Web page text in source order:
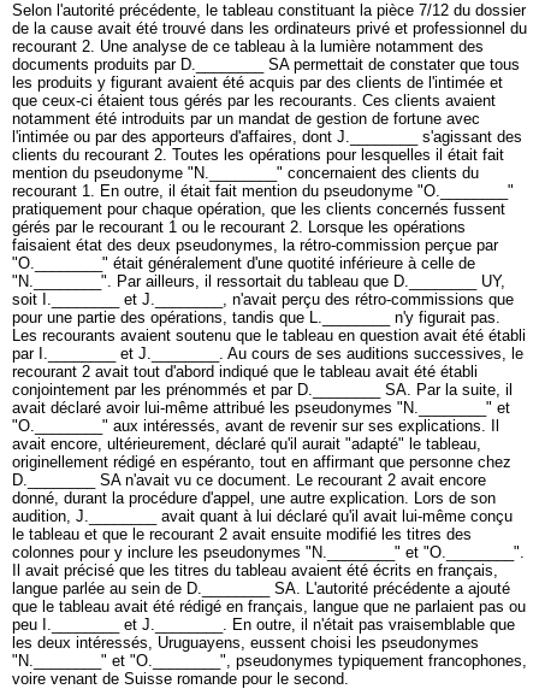
Selon l'autorité précédente, le tableau constituant la pièce 7/12 du dossier
de la cause avait été trouvé dans les ordinateurs privé et professionnel du
recourant 2. Une analyse de ce tableau à la lumière notamment des
documents produits par D.________ SA permettait de constater que tous
les produits y figurant avaient été acquis par des clients de l'intimée et
que ceux-ci étaient tous gérés par les recourants. Ces clients avaient
notamment été introduits par un mandat de gestion de fortune avec
l'intimée ou par des apporteurs d'affaires, dont J.________ s'agissant des
clients du recourant 2. Toutes les opérations pour lesquelles il était fait
mention du pseudonyme "N.________" concernaient des clients du
recourant 1. En outre, il était fait mention du pseudonyme "O.________"
pratiquement pour chaque opération, que les clients concernés fussent
gérés par le recourant 1 ou le recourant 2. Lorsque les opérations
faisaient état des deux pseudonymes, la rétro-commission perçue par
"O.________" était généralement d'une quotité inférieure à celle de
"N.________". Par ailleurs, il ressortait du tableau que D.________ UY,
soit I.________ et J.________, n'avait perçu des rétro-commissions que
pour une partie des opérations, tandis que L.________ n'y figurait pas.
Les recourants avaient soutenu que le tableau en question avait été établi
par I.________ et J.________. Au cours de ses auditions successives, le
recourant 2 avait tout d'abord indiqué que le tableau avait été établi
conjointement par les prénommés et par D.________ SA. Par la suite, il
avait déclaré avoir lui-même attribué les pseudonymes "N.________" et
"O.________" aux intéressés, avant de revenir sur ses explications. Il
avait encore, ultérieurement, déclaré qu'il aurait "adapté" le tableau,
originellement rédigé en espéranto, tout en affirmant que personne chez
D.________ SA n'avait vu ce document. Le recourant 2 avait encore
donné, durant la procédure d'appel, une autre explication. Lors de son
audition, J.________ avait quant à lui déclaré qu'il avait lui-même conçu
le tableau et que le recourant 2 avait ensuite modifié les titres des
colonnes pour y inclure les pseudonymes "N.________" et "O.________".
Il avait précisé que les titres du tableau avaient été écrits en français,
langue parlée au sein de D.________ SA. L'autorité précédente a ajouté
que le tableau avait été rédigé en français, langue que ne parlaient pas ou
peu I.________ et J.________. En outre, il n'était pas vraisemblable que
les deux intéressés, Uruguayens, eussent choisi les pseudonymes
"N.________" et "O.________", pseudonymes typiquement francophones,
voire venant de Suisse romande pour le second.